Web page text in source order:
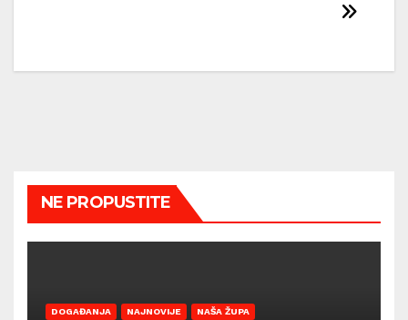
NE PROPUSTITE
DOGAĐANJA NAJNOVIJE NAŠA ŽUPA